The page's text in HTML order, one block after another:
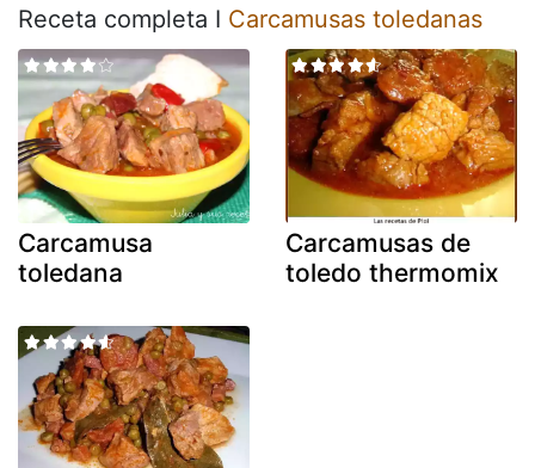
Receta completa I Carcamusas toledanas
Carcamusa
toledana
Carcamusas de
toledo thermomix